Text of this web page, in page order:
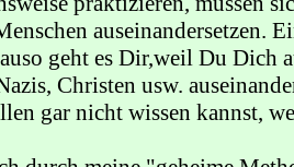
auseinandersetzen.
geht es Dir,weil Du Dich
Christen usw.
gar nicht wissen kannst,